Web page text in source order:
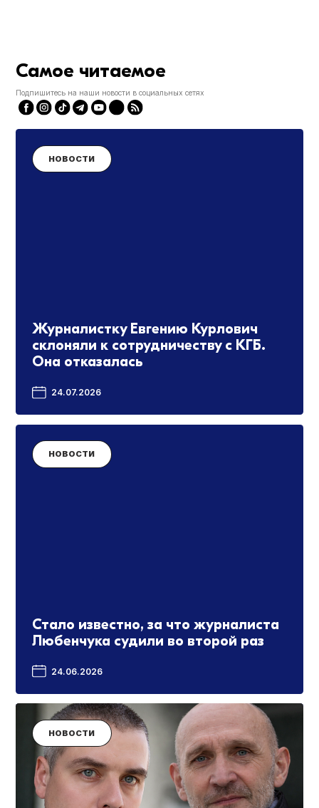
Самое читаемое
Подпишитесь на наши новости в социальных сетях
НОВОСТИ
Журналистку Евгению Курлович
склоняли к сотрудничеству с КГБ.
Она отказалась
24.07.2026
НОВОСТИ
Стало известно, за что журналиста
Любенчука судили во второй раз
24.06.2026
НОВОСТИ